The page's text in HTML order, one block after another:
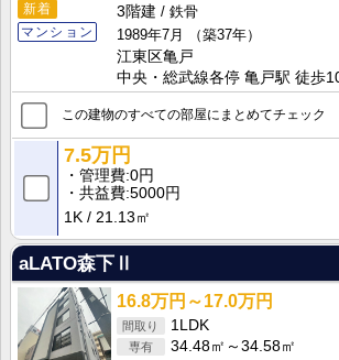
新着
マンション
3階建
鉄骨
1989年7月
（築37年）
江東区亀戸
中央・総武線各停 亀戸駅 徒歩
この建物のすべての部屋にまとめてチェック
7.5万円
管理費 0円
共益費 5000円
1K
21.13㎡
aLATO森下Ⅱ
16.8万円～17.0万円
1LDK
34.48㎡～34.58㎡